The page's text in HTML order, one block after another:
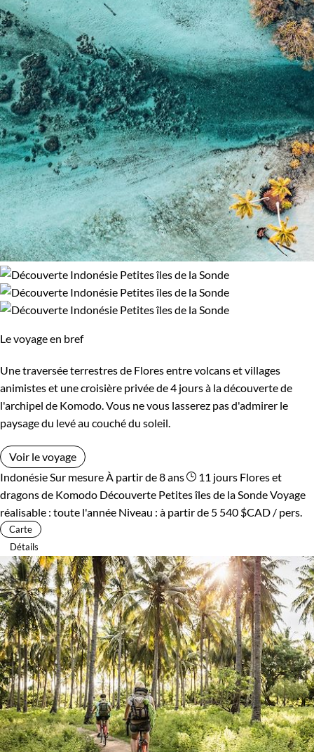
Le voyage en bref
Une traversée terrestres de Flores entre volcans et villages
animistes et une croisière privée de 4 jours à la découverte de
l'archipel de Komodo. Vous ne vous lasserez pas d'admirer le
paysage du levé au couché du soleil.
Voir le voyage
Indonésie Sur mesure À partir de 8 ans 11 jours Flores et
dragons de Komodo Découverte Petites îles de la SondeVoyage
réalisable : toute l'année Niveau : à partir de 5 540 $CAD / pers.
Carte
Détails